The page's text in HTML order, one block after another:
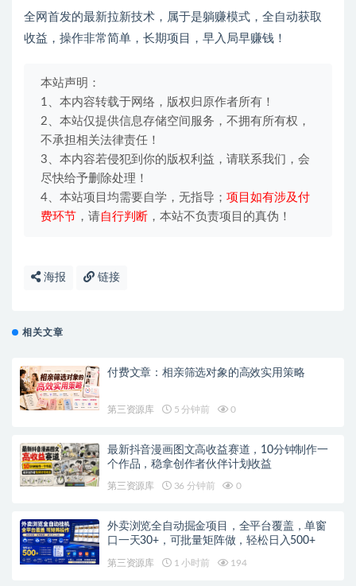
全网首发的最新拉新技术，属于是躺赚模式，全自动获取
收益，操作非常简单，长期项目，早入局早赚钱！
本站声明：
1、本内容转载于网络，版权归原作者所有！
2、本站仅提供信息存储空间服务，不拥有所有权，
不承担相关法律责任！
3、本内容若侵犯到你的版权利益，请联系我们，会
尽快给予删除处理！
4、本站项目均需要自学，无指导； 项目如有涉及付
费环节 ，请自行判断 ，本站不负责项目的真伪！
海报 链接
相关文章
付费文章：相亲筛选对象的高效实用策略
第三资源库 5 分钟前 0
最新抖音漫画图文高收益赛道，10分钟制作一
个作品，稳拿创作者伙伴计划收益
第三资源库 36 分钟前 0
外卖浏览全自动掘金项目，全平台覆盖，单窗
口一天30+，可批量矩阵做，轻松日入500+
第三资源库 1 小时前 194